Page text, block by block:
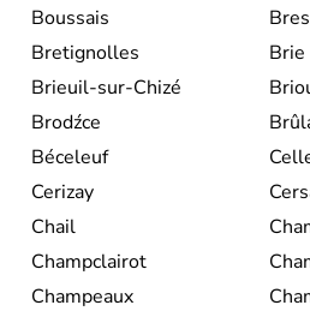
Boussais
Bretignolles
Brie
Brieuil-sur-Chizé
Brodźce
Béceleuf
Cerizay
Chail
Champclairot
Champeaux